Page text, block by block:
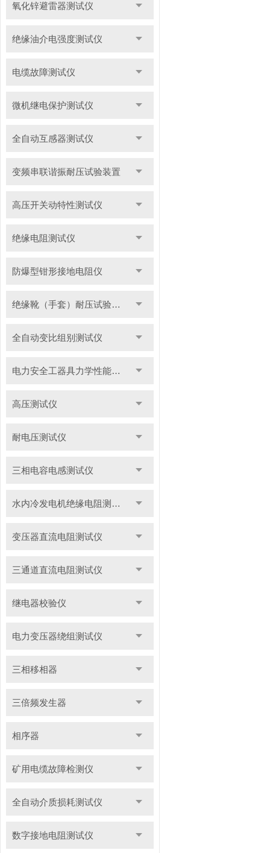
氧化锌避雷器测试仪
绝缘油介电强度测试仪
电缆故障测试仪
微机继电保护测试仪
全自动互感器测试仪
变频串联谐振耐压试验装置
高压开关动特性测试仪
绝缘电阻测试仪
防爆型钳形接地电阻仪
绝缘靴（手套）耐压试验装置
全自动变比组别测试仪
电力安全工器具力学性能试验机
高压测试仪
耐电压测试仪
三相电容电感测试仪
水内冷发电机绝缘电阻测试仪
变压器直流电阻测试仪
三通道直流电阻测试仪
继电器校验仪
电力变压器绕组测试仪
三相移相器
三倍频发生器
相序器
矿用电缆故障检测仪
全自动介质损耗测试仪
数字接地电阻测试仪